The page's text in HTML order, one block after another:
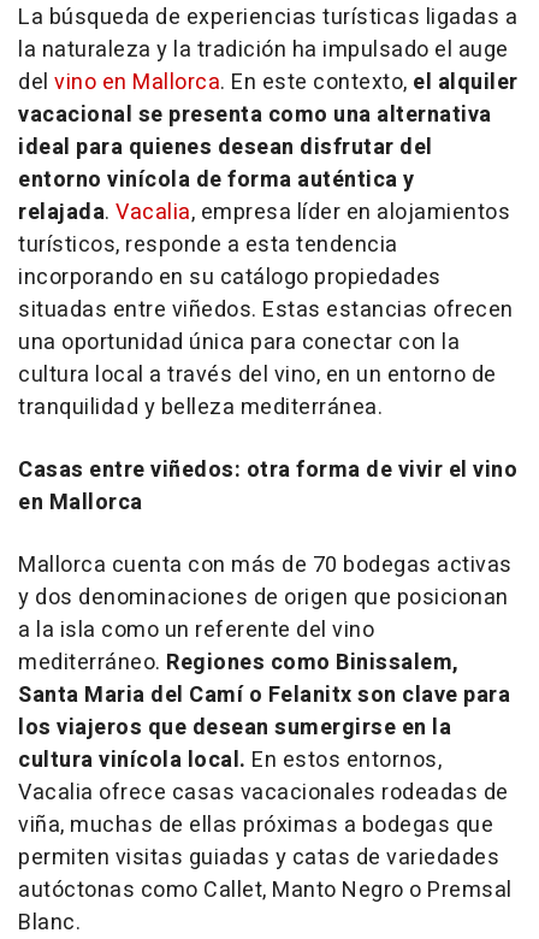
La búsqueda de experiencias turísticas ligadas a
la naturaleza y la tradición ha impulsado el auge
del vino en Mallorca. En este contexto, el alquiler
vacacional se presenta como una alternativa
ideal para quienes desean disfrutar del
entorno vinícola de forma auténtica y
relajada. Vacalia, empresa líder en alojamientos
turísticos, responde a esta tendencia
incorporando en su catálogo propiedades
situadas entre viñedos. Estas estancias ofrecen
una oportunidad única para conectar con la
cultura local a través del vino, en un entorno de
tranquilidad y belleza mediterránea.
Casas entre viñedos: otra forma de vivir el vino
en Mallorca
Mallorca cuenta con más de 70 bodegas activas
y dos denominaciones de origen que posicionan
a la isla como un referente del vino
mediterráneo. Regiones como Binissalem,
Santa Maria del Camí o Felanitx son clave para
los viajeros que desean sumergirse en la
cultura vinícola local. En estos entornos,
Vacalia ofrece casas vacacionales rodeadas de
viña, muchas de ellas próximas a bodegas que
permiten visitas guiadas y catas de variedades
autóctonas como Callet, Manto Negro o Premsal
Blanc.